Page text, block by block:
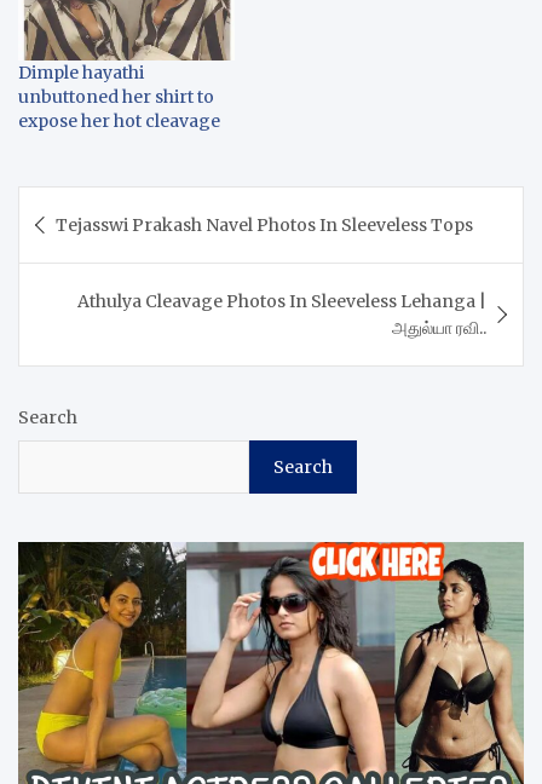
Dimple hayathi
unbuttoned her shirt to
expose her hot cleavage
navigation
Tejasswi Prakash Navel Photos In Sleeveless Tops
Athulya Cleavage Photos In Sleeveless Lehanga |
அதுல்யா ரவி..
Search
Search